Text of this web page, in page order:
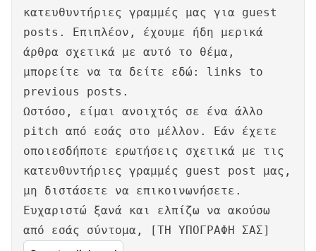
κατευθυντήριες γραμμές μας για guest
posts. Επιπλέον, έχουμε ήδη μερικά
άρθρα σχετικά με αυτό το θέμα,
μπορείτε να τα δείτε εδώ: links to
previous posts.
Ωστόσο, είμαι ανοιχτός σε ένα άλλο
pitch από εσάς στο μέλλον. Εάν έχετε
οποιεσδήποτε ερωτήσεις σχετικά με τις
κατευθυντήριες γραμμές guest post μας,
μη διστάσετε να επικοινωνήσετε.
Ευχαριστώ ξανά και ελπίζω να ακούσω
από εσάς σύντομα, [ΤΗ ΥΠΟΓΡΑΦΗ ΣΑΣ]